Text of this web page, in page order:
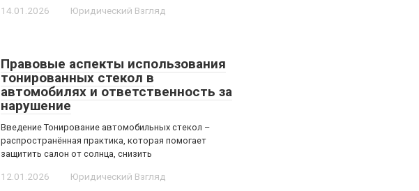
14.01.2026 Юридический Взгляд
Правовые аспекты использования
тонированных стекол в
автомобилях и ответственность за
нарушение
Введение Тонирование автомобильных стекол –
распространённая практика, которая помогает
защитить салон от солнца, снизить
12.01.2026 Юридический Взгляд